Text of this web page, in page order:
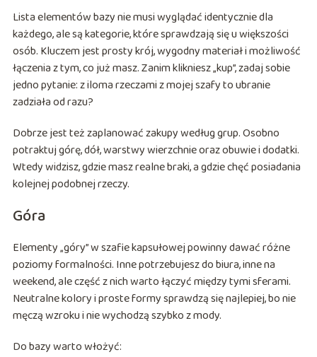
Lista elementów bazy nie musi wyglądać identycznie dla
każdego, ale są kategorie, które sprawdzają się u większości
osób. Kluczem jest prosty krój, wygodny materiał i możliwość
łączenia z tym, co już masz. Zanim klikniesz „kup”, zadaj sobie
jedno pytanie: z iloma rzeczami z mojej szafy to ubranie
zadziała od razu?
Dobrze jest też zaplanować zakupy według grup. Osobno
potraktuj górę, dół, warstwy wierzchnie oraz obuwie i dodatki.
Wtedy widzisz, gdzie masz realne braki, a gdzie chęć posiadania
kolejnej podobnej rzeczy.
Góra
Elementy „góry” w szafie kapsułowej powinny dawać różne
poziomy formalności. Inne potrzebujesz do biura, inne na
weekend, ale część z nich warto łączyć między tymi sferami.
Neutralne kolory i proste formy sprawdzą się najlepiej, bo nie
męczą wzroku i nie wychodzą szybko z mody.
Do bazy warto włożyć: